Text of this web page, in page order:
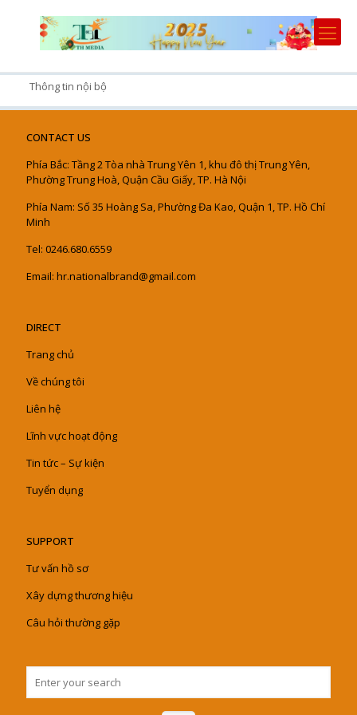
Thông tin nội bộ
CONTACT US
Phía Bắc: Tầng 2 Tòa nhà Trung Yên 1, khu đô thị Trung Yên,
Phường Trung Hoà, Quận Cầu Giấy, TP. Hà Nội
Phía Nam: Số 35 Hoàng Sa, Phường Đa Kao, Quận 1, TP. Hồ Chí
Minh
Tel: 0246.680.6559
Email: hr.nationalbrand@gmail.com
DIRECT
Trang chủ
Về chúng tôi
Liên hệ
Lĩnh vực hoạt động
Tin tức – Sự kiện
Tuyển dụng
SUPPORT
Tư vấn hồ sơ
Xây dựng thương hiệu
Câu hỏi thường gặp